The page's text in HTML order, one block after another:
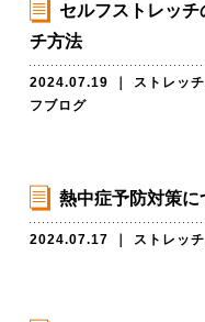
セルフストレッ
チ方法
2024.07.19 ストレッ
フブログ
熱中症予防対策に
2024.07.17 ストレッ